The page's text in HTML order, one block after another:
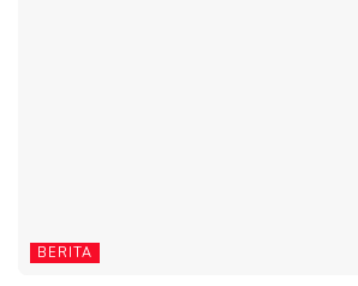
BERITA